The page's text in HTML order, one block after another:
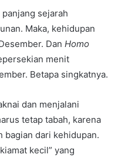
sejarah
Maka, kehidupan
Dan Homo
menit
Betapa singkatnya.
dan menjalani
tetap tabah, karena
bagian dari kehidupan.
kecil” yang